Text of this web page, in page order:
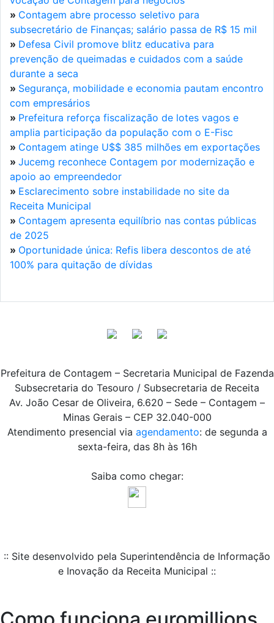
» Contagem abre processo seletivo para
subsecretário de Finanças; salário passa de R$ 15 mil
» Defesa Civil promove blitz educativa para
prevenção de queimadas e cuidados com a saúde
durante a seca
» Segurança, mobilidade e economia pautam encontro
com empresários
» Prefeitura reforça fiscalização de lotes vagos e
amplia participação da população com o E-Fisc
» Contagem atinge U$$ 385 milhões em exportações
» Jucemg reconhece Contagem por modernização e
apoio ao empreendedor
» Esclarecimento sobre instabilidade no site da
Receita Municipal
» Contagem apresenta equilíbrio nas contas públicas
de 2025
» Oportunidade única: Refis libera descontos de até
100% para quitação de dívidas
Prefeitura de Contagem – Secretaria Municipal de Fazenda
Subsecretaria do Tesouro / Subsecretaria de Receita
Av. João Cesar de Oliveira, 6.620 – Sede – Contagem –
Minas Gerais – CEP 32.040-000
Atendimento presencial via agendamento: de segunda a
sexta-feira, das 8h às 16h
Saiba como chegar:
:: Site desenvolvido pela Superintendência de Informação
e Inovação da Receita Municipal ::